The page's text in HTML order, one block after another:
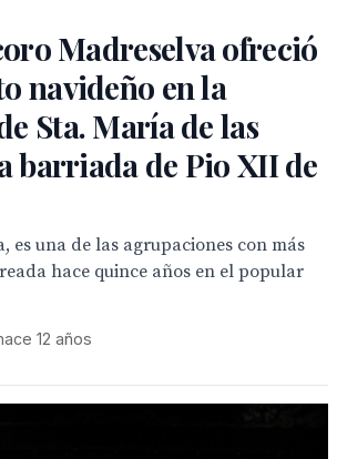
Madreselva ofreció
navideño en la
Sta. María de las
barriada de Pio XII de
es una de las agrupaciones con más
hace quince años en el popular
12 años